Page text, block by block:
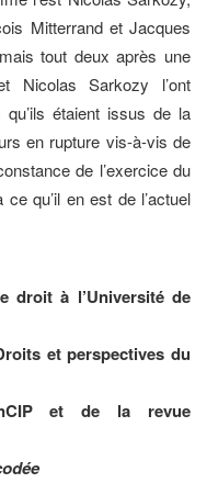
Mitterrand et Jacques
tout deux après une
Nicolas Sarkozy l’ont
étaient issus de la
en rupture vis-à-vis de
de l’exercice du
qu’il en est de l’actuel
droit à l’Université de
et perspectives du
et de la revue